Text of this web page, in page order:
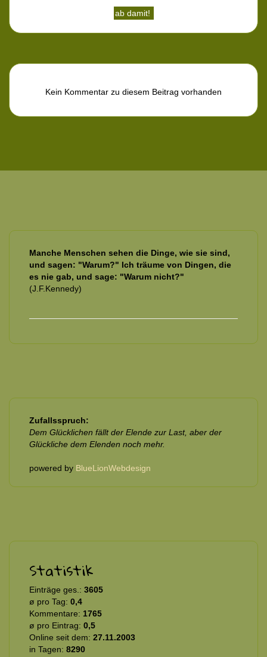
Kein Kommentar zu diesem Beitrag vorhanden
Manche Menschen sehen die Dinge, wie sie sind,
und sagen: "Warum?" Ich träume von Dingen, die
es nie gab, und sage: "Warum nicht?"
(J.F.Kennedy)
Zufallsspruch:
Dem Glücklichen fällt der Elende zur Last, aber der
Glückliche dem Elenden noch mehr.
powered by BlueLionWebdesign
Statistik
Einträge ges.: 3605
ø pro Tag: 0,4
Kommentare: 1765
ø pro Eintrag: 0,5
Online seit dem: 27.11.2003
in Tagen: 8290